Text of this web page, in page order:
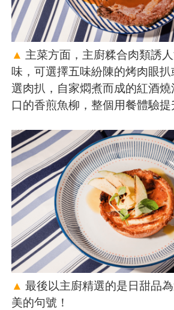
▲ 主菜方面，主廚糅合肉類誘
味，可選擇五味紛陳的烤肉眼
選肉扒，自家燜煮而成的紅酒
口的香煎魚柳，整個用餐體驗提
▲ 最後以主廚精選的是日甜品
美的句號！